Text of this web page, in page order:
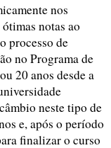
nos
notas ao
processo de
no Programa de
20 anos desde a
neste tipo de
e, após o período
finalizar o curso